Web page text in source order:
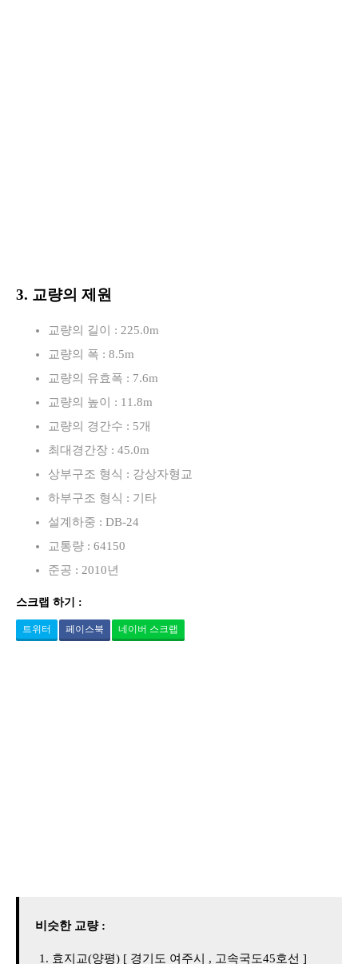
3. 교량의 제원
교량의 길이 : 225.0m
교량의 폭 : 8.5m
교량의 유효폭 : 7.6m
교량의 높이 : 11.8m
교량의 경간수 : 5개
최대경간장 : 45.0m
상부구조 형식 : 강상자형교
하부구조 형식 : 기타
설계하중 : DB-24
교통량 : 64150
준공 : 2010년
스크랩 하기 :
트위터 페이스북 네이버 스크랩
비슷한 교량 :
효지교(양평) [ 경기도 여주시 , 고속국도45호선 ]